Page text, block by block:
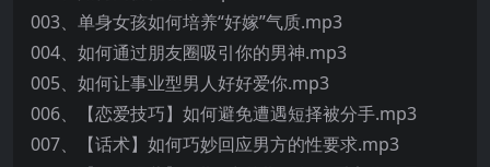
003、单身女孩如何培养“好嫁”气质.mp3
004、如何通过朋友圈吸引你的男神.mp3
005、如何让事业型男人好好爱你.mp3
006、【恋爱技巧】如何避免遭遇短择被分手.mp3
007、【话术】如何巧妙回应男方的性要求.mp3